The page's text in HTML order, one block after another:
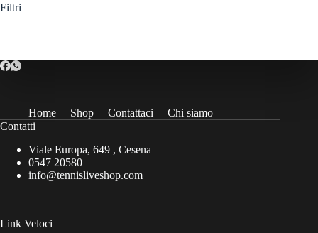
Filtri
Home Shop Contattaci
Chi siamo
Contatti
Viale Europa, 649 , Cesena
0547 20580
info@tennisliveshop.com
Link Veloci